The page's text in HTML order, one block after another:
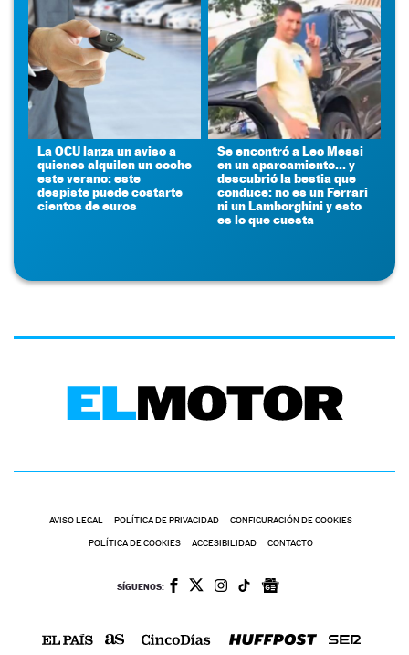
La OCU lanza un aviso a
quienes alquilen un coche
este verano: este
despiste puede costarte
cientos de euros
Se encontró a Leo Messi
en un aparcamiento... y
descubrió la bestia que
conduce: no es un Ferrari
ni un Lamborghini y esto
es lo que cuesta
AVISO LEGAL POLÍTICA DE PRIVACIDAD CONFIGURACIÓN DE COOKIES
POLÍTICA DE COOKIES ACCESIBILIDAD CONTACTO
SÍGUENOS: